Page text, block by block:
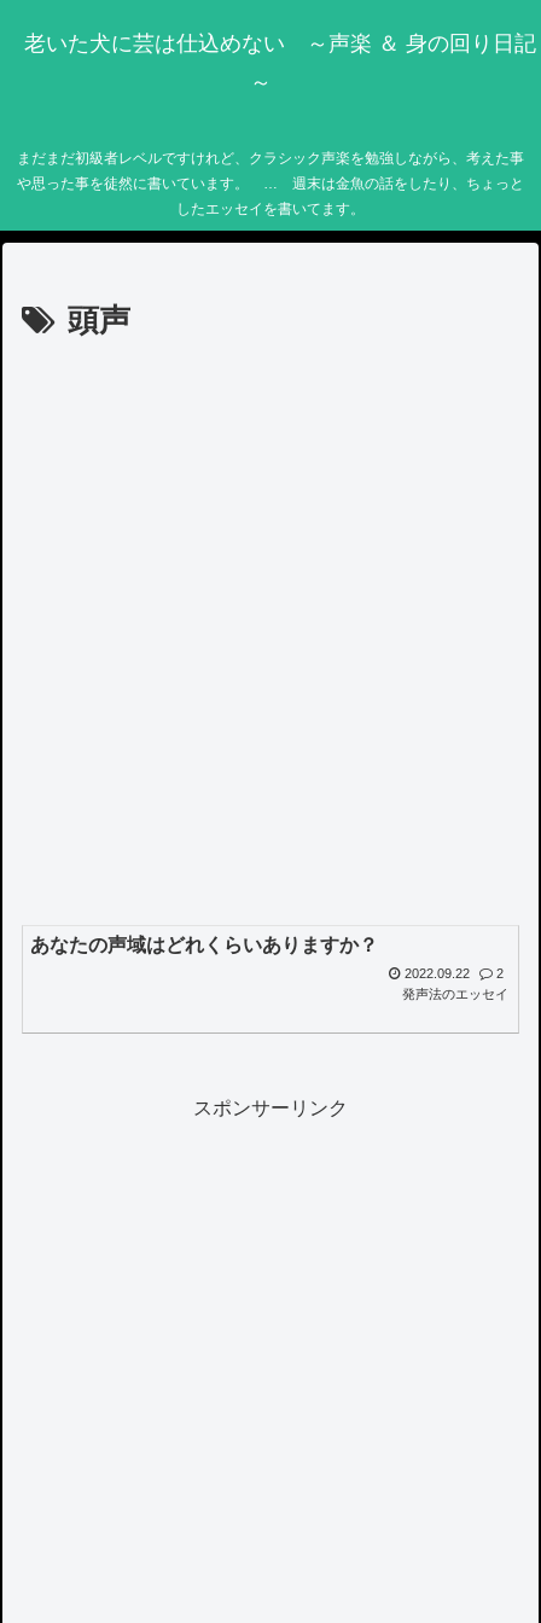
老いた犬に芸は仕込めない ～声楽 ＆ 身の回り日記
～
まだまだ初級者レベルですけれど、クラシック声楽を勉強しながら、考えた事
や思った事を徒然に書いています。 … 週末は金魚の話をしたり、ちょっと
したエッセイを書いてます。
頭声
あなたの声域はどれくらいありますか？
2022.09.22
2
発声法のエッセイ
スポンサーリンク